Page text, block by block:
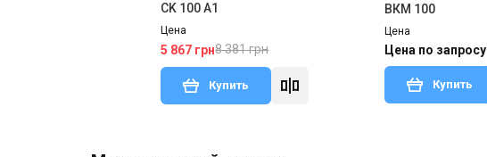
CK 100 A1
Цена
5 867 грн8 381 грн
Купить
ВКМ 100
Цена
Цена по запросу
Купить